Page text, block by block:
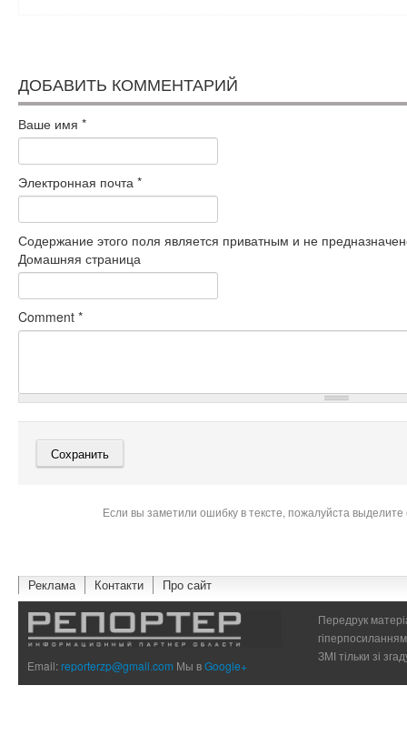
ДОБАВИТЬ КОММЕНТАРИЙ
Ваше имя *
Электронная почта *
Содержание этого поля является приватным и не
Домашняя страница
Comment *
Если вы заметили ошибку в тексте, пожалуйста
Реклама Контакти Про сайт
Email:reporterzp@gmail.com Мы вGoogle+
Передрук
ЗМІ тільки зі